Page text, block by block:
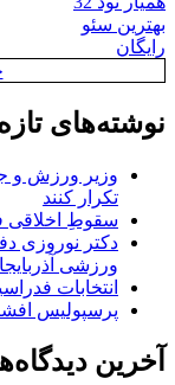
بهترین سئو
رایگان
نوشته‌های
وزیر ورزش و
تکرار کنند
سقوطِ اخلاقی
دکتر نوروزی
ورزشی
انتخابات
پرسپولیس
آخرین